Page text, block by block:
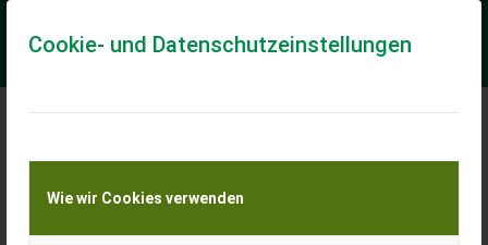
Cookie- und Datenschutzeinstellungen
Wie wir Cookies verwenden
Meine Transportkostenanfrage
Transport von Land- und Baumaschinen –
KEINE Tiertransporte